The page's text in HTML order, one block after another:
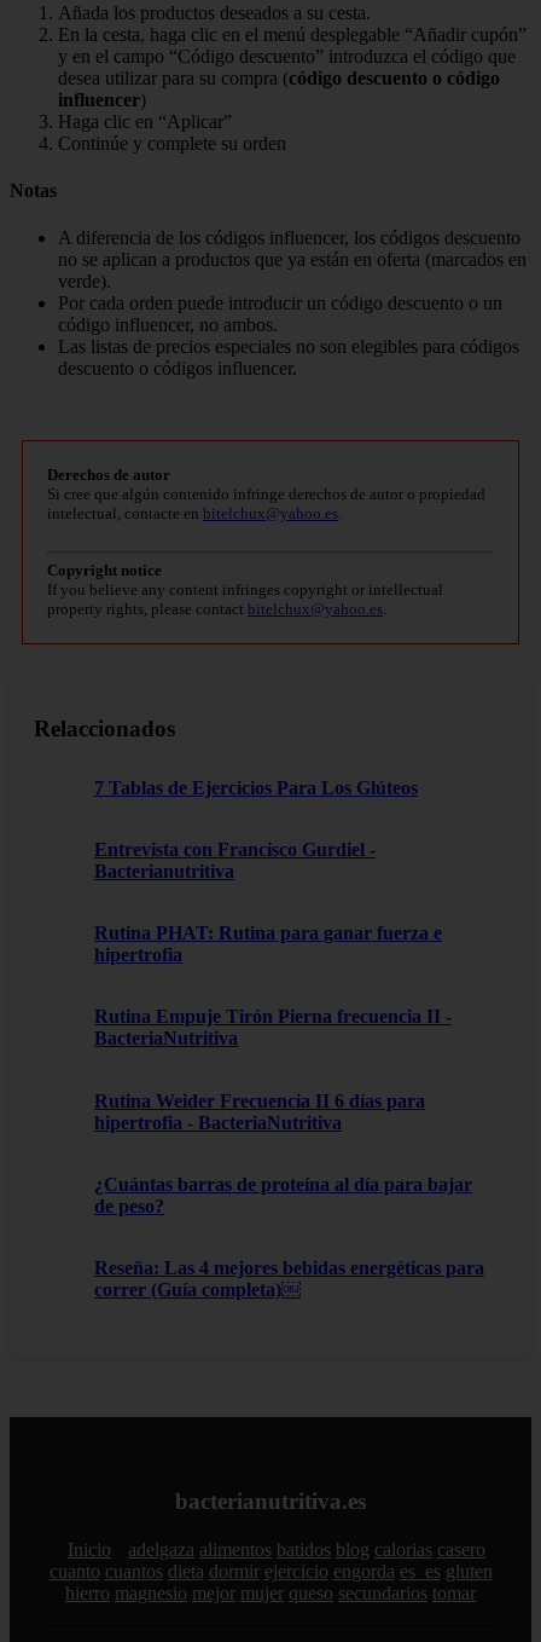
Añada los productos deseados a su cesta.
En la cesta, haga clic en el menú desplegable “Añadir cupón”
y en el campo “Código descuento” introduzca el código que
desea utilizar para su compra (código descuento o código
influencer)
Haga clic en “Aplicar”
Continúe y complete su orden
Notas
A diferencia de los códigos influencer, los códigos descuento
no se aplican a productos que ya están en oferta (marcados en
verde).
Por cada orden puede introducir un código descuento o un
código influencer, no ambos.
Las listas de precios especiales no son elegibles para códigos
descuento o códigos influencer.
Derechos de autor
Si cree que algún contenido infringe derechos de autor o propiedad
intelectual, contacte en bitelchux@yahoo.es.
Copyright notice
If you believe any content infringes copyright or intellectual
property rights, please contact bitelchux@yahoo.es.
Relaccionados
7 Tablas de Ejercicios Para Los Glúteos
Entrevista con Francisco Gurdiel -
Bacterianutritiva
Rutina PHAT: Rutina para ganar fuerza e
hipertrofia
Rutina Empuje Tirón Pierna frecuencia II -
BacteriaNutritiva
Rutina Weider Frecuencia II 6 días para
hipertrofia - BacteriaNutritiva
¿Cuántas barras de proteína al día para bajar
de peso?
Reseña: Las 4 mejores bebidas energéticas para
correr (Guía completa)￼
bacterianutritiva.es
Inicio adelgaza alimentos batidos blog calorias casero
cuanto cuantos dieta dormir ejercicio engorda es_es gluten
hierro magnesio mejor mujer queso secundarios tomar